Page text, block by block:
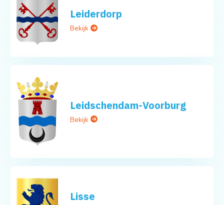
Leiderdorp
Bekijk
Leidschendam-Voorburg
Bekijk
Lisse